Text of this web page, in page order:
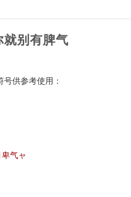
别有脾气
供参考使用：
气ャ